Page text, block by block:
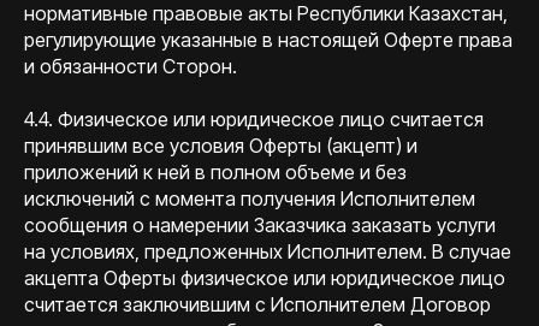
нормативные правовые акты Республики Казахстан,
регулирующие указанные в настоящей Оферте права
и обязанности Сторон.
4.4. Физическое или юридическое лицо считается
принявшим все условия Оферты (акцепт) и
приложений к ней в полном объеме и без
исключений с момента получения Исполнителем
сообщения о намерении Заказчика заказать услуги
на условиях, предложенных Исполнителем. В случае
акцепта Оферты физическое или юридическое лицо
считается заключившим с Исполнителем Договор